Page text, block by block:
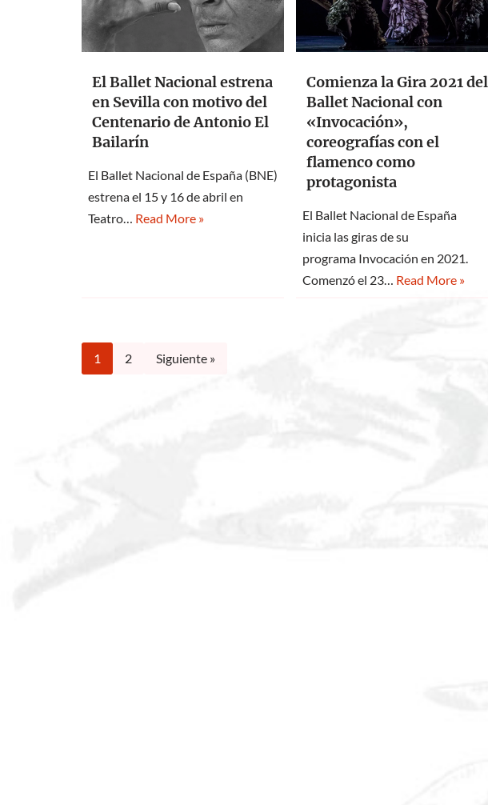
El Ballet Nacional estrena
en Sevilla con motivo del
Centenario de Antonio El
Bailarín
El Ballet Nacional de España (BNE)
estrena el 15 y 16 de abril en
Teatro… Read More »
Comienza la Gira 2021 del
Ballet Nacional con
«Invocación»,
coreografías con el
flamenco como
protagonista
El Ballet Nacional de España
inicia las giras de su
programa Invocación en 2021.
Comenzó el 23… Read More »
1 2 Siguiente »